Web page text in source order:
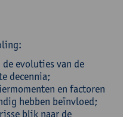
evoluties van de
decennia;
en factoren
hebben beïnvloed;
blik naar de